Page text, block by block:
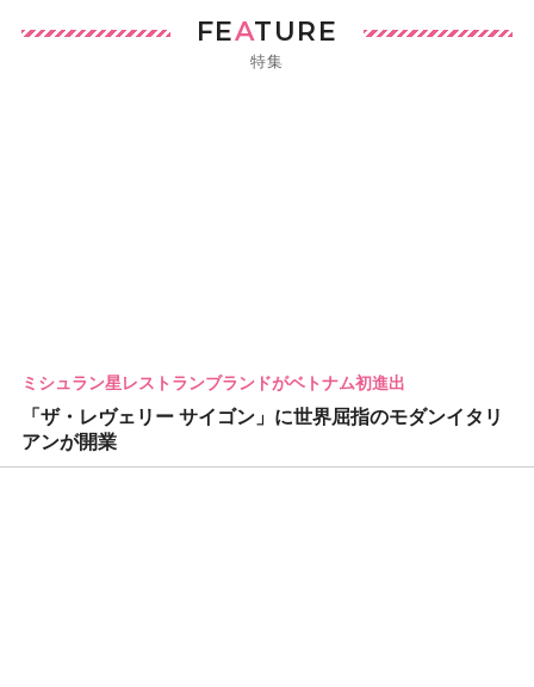
FEATURE
特集
ミシュラン星レストランブランドがベトナム初進出
「ザ・レヴェリー サイゴン」に世界屈指のモダンイタリ
アンが開業